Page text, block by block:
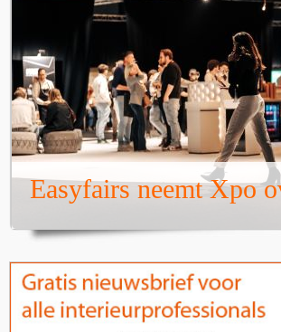
Easyfairs neemt Xpo